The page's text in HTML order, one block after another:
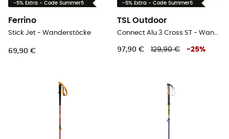
-5% Extra - Code Summer5
Ferrino
Stick Jet - Wanderstöcke
69,90 €
-5% Extra - Code Summer5
TSL Outdoor
Connect Alu 3 Cross ST - Wanderstöcke
97,90 € 129,90 € -25%